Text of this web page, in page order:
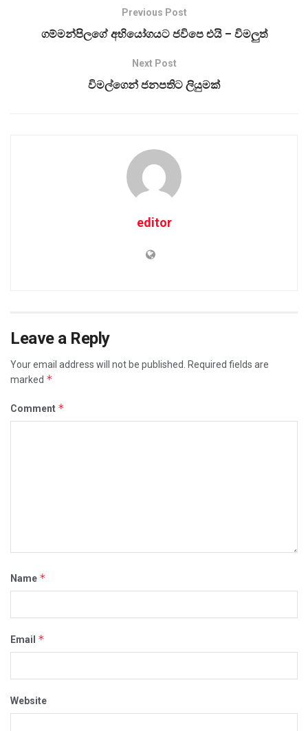
Previous Post
ගම්මන්පිලගේ අභියෝගයට ජවිපෙ එයි – විමලුත්
Next Post
විමල්ගෙන් ජනපතිට ලියුමක්
editor
Leave a Reply
Your email address will not be published.
Required fields are
marked *
Comment *
Name *
Email *
Website